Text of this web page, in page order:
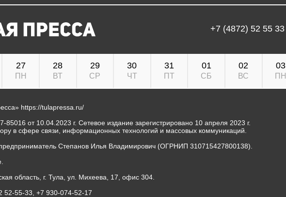
+7 (4872) 52 55 33
27
ПН
28
ВТ
29
СР
30
ЧТ
31
ПТ
01
СБ
02
ВС
03
ПН
https://tulapressa.ru/
от 10.04.2023 г. Сетевое издание зарегистрировано 10 апреля 2023 г.
в сфере связи, информационных технологий и массовых коммуникаций.
Степанов Илья Владимирович (ОГРНИП 310715427800138).
область, г. Тула, ул. Михеева, 17, офис 304.
52-55-33, +7 930-074-52-17